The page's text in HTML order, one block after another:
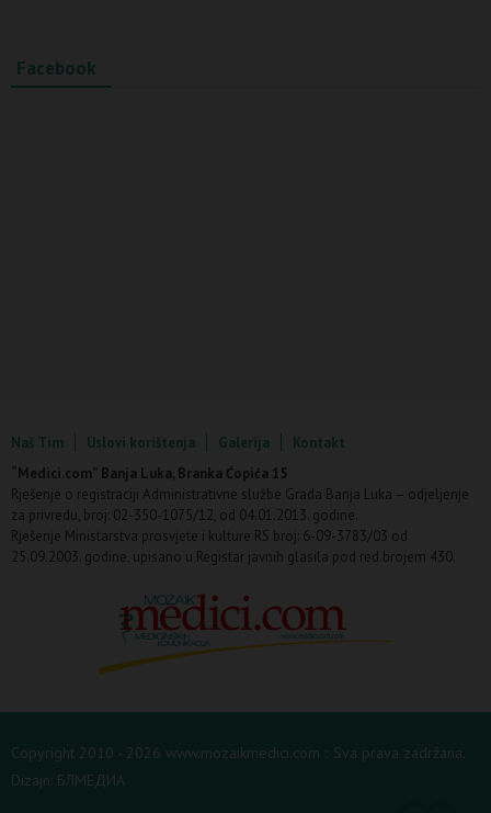
Facebook
Naš Tim Uslovi korištenja Galerija
Kontakt
“Medici.com” Banja Luka, Branka Ćopića 15
Rješenje o registraciji Administrativne službe Grada Banja Luka – odjeljenje
za privredu, broj: 02-350-1075/12, od 04.01.2013. godine.
Rješenje Ministarstva prosvjete i kulture RS broj: 6-09-3783/03 od
25.09.2003. godine, upisano u Registar javnih glasila pod red.brojem 430.
Copyright 2010 - 2026 www.mozaikmedici.com :: Sva prava zadržana.
Dizajn: БЛМЕДИА